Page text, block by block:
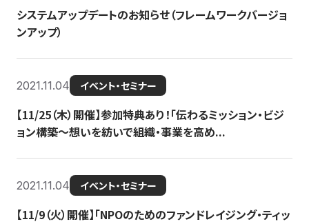
システムアップデートのお知らせ（フレームワークバージョ
ンアップ）
2021.11.04 イベント・セミナー
【11/25（木）開催】参加特典あり！「伝わるミッション・ビジ
ョン構築〜想いを紡いで組織・事業を高め...
2021.11.04 イベント・セミナー
【11/9（火）開催】「NPOのためのファンドレイジング・ティッ